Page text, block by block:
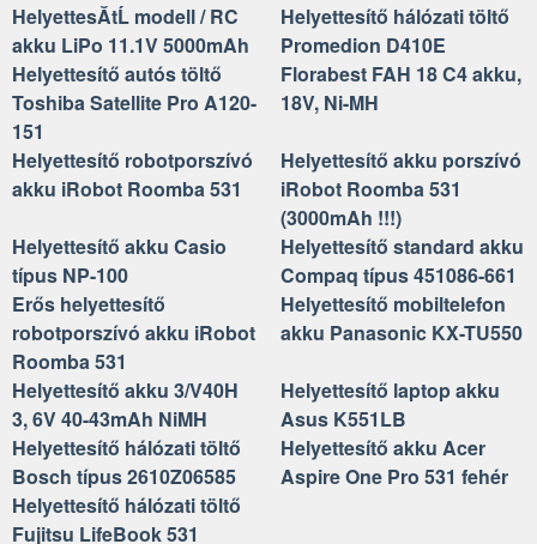
HelyettesĂ­tĹ modell / RC
akku LiPo 11.1V 5000mAh
Helyettesítő hálózati töltő
Promedion D410E
Helyettesítő autós töltő
Toshiba Satellite Pro A120-
151
Florabest FAH 18 C4 akku,
18V, Ni-MH
Helyettesítő robotporszívó
akku iRobot Roomba 531
Helyettesítő akku porszívó
iRobot Roomba 531
(3000mAh !!!)
Helyettesítő akku Casio
típus NP-100
Helyettesítő standard akku
Compaq típus 451086-661
Erős helyettesítő
robotporszívó akku iRobot
Roomba 531
Helyettesítő mobiltelefon
akku Panasonic KX-TU550
Helyettesítő akku 3/V40H
3, 6V 40-43mAh NiMH
Helyettesítő laptop akku
Asus K551LB
Helyettesítő hálózati töltő
Bosch típus 2610Z06585
Helyettesítő akku Acer
Aspire One Pro 531 fehér
Helyettesítő hálózati töltő
Fujitsu LifeBook 531